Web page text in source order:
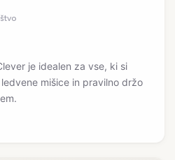
je idealen za vse, ki si
mišice in pravilno držo